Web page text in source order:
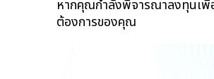
หากคุณกำลังพิจารณาลงทุนเพื่
ต้องการของคุณ